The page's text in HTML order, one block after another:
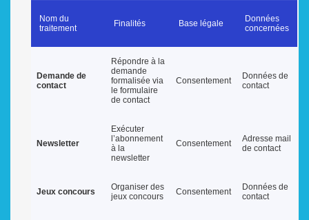
Nom du
traitement
Finalités Base légale
Données
concernées
Demande de
contact
Répondre à la
demande
formalisée via
le formulaire
de contact
Consentement
Données de
contact
Newsletter
Exécuter
l’abonnement
à la
newsletter
Consentement
Adresse mail
de contact
Jeux concours
Organiser des
jeux concours
Consentement
Données de
contact